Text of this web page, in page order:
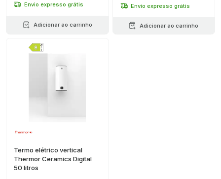
Envio expresso grátis
Adicionar ao carrinho
Envio expresso grátis
Adicionar ao carrinho
Termo elétrico vertical
Thermor Ceramics Digital
50 litros